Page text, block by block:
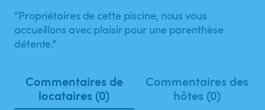
“Propriétaires de cette piscine, nous vous
accueillons avec plaisir pour une parenthèse
détente.”
Commentaires de
locataires (0)
Commentaires des
hôtes (0)